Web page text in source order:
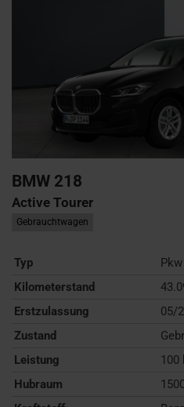
BMW 218
Active Tourer
Gebrauchtwagen
Typ
Pkw
Kilometerstand
Erstzulassung
05/
Zustand
Leistung
100
Hubraum